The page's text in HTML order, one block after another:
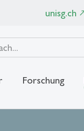
unisg.ch
Forschung